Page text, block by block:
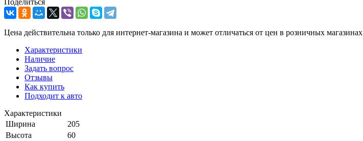
Цена действительна только для интернет-магазина и может отличаться от цен в розничных магазинах
Характеристики
Наличие
Задать вопрос
Отзывы
Как купить
Подходит к авто
Характеристики
Ширина
205
Высота
60